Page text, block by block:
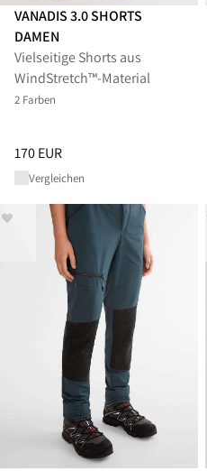
VANADIS 3.0 SHORTS
DAMEN
Vielseitige Shorts aus
WindStretch™-Material
2 Farben
Preis:170 EUR, reduziert von
170 EUR
Vergleichen